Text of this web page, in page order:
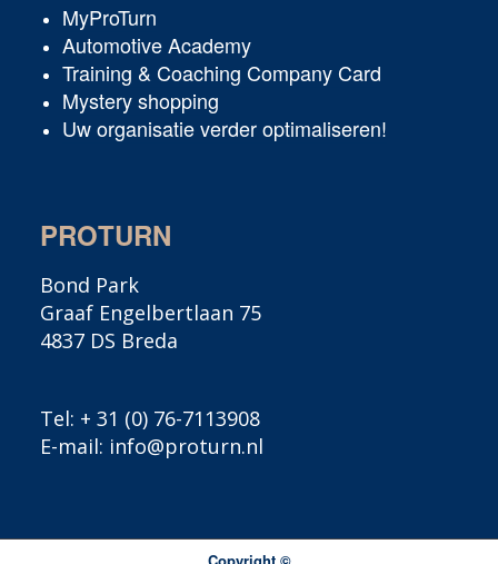
MyProTurn
Automotive Academy
Training & Coaching Company Card
Mystery shopping
Uw organisatie verder optimaliseren!
PROTURN
Bond Park
Graaf Engelbertlaan 75
4837 DS Breda
Tel: + 31 (0) 76-7113908
E-mail: info@proturn.nl